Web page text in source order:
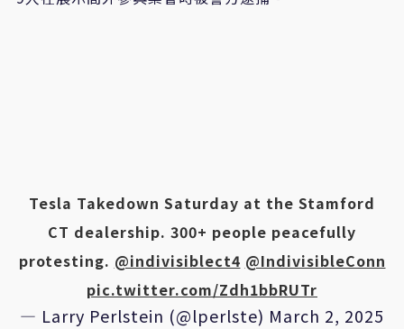
Tesla Takedown Saturday at the Stamford
CT dealership. 300+ people peacefully
protesting. @indivisiblect4 @IndivisibleConn
pic.twitter.com/Zdh1bbRUTr
— Larry Perlstein (@lperlste) March 2, 2025